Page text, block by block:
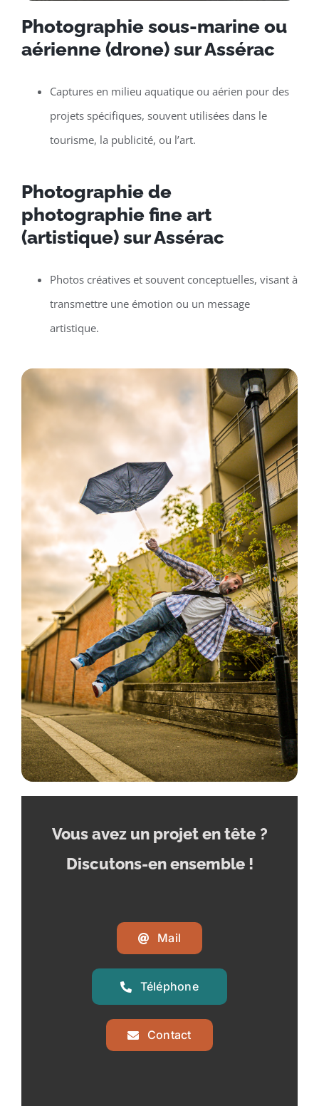
Photographie sous-marine ou
aérienne (drone) sur Assérac
Captures en milieu aquatique ou aérien pour des
projets spécifiques, souvent utilisées dans le
tourisme, la publicité, ou l’art.
Photographie de
photographie fine art
(artistique) sur Assérac
Photos créatives et souvent conceptuelles, visant à
transmettre une émotion ou un message
artistique.
Vous avez un projet en tête ?
Discutons-en ensemble !
Mail
Téléphone
Contact